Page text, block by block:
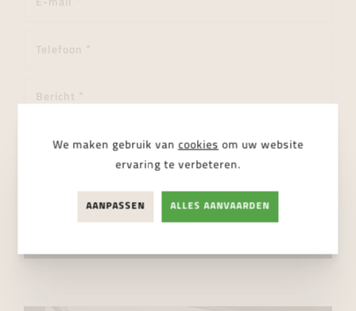
Ik ga akkoord met de privacy regelgeving
We maken gebruik van cookies om uw website
ervaring te verbeteren.
AANPASSEN ALLES AANVAARDEN